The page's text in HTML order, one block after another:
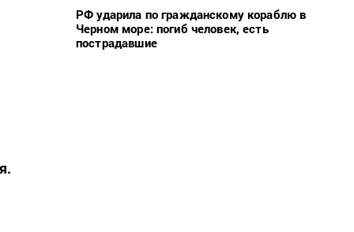
РФ ударила по гражданскому кораблю в
Черном море: погиб человек, есть
пострадавшие